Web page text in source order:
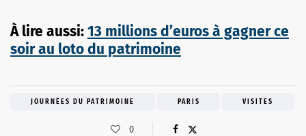
À​ ​lire​ ​aussi:13 millions d’euros à gagner ce
soir au loto du patrimoine
JOURNÉES DU PATRIMOINE PARIS VISITES
0